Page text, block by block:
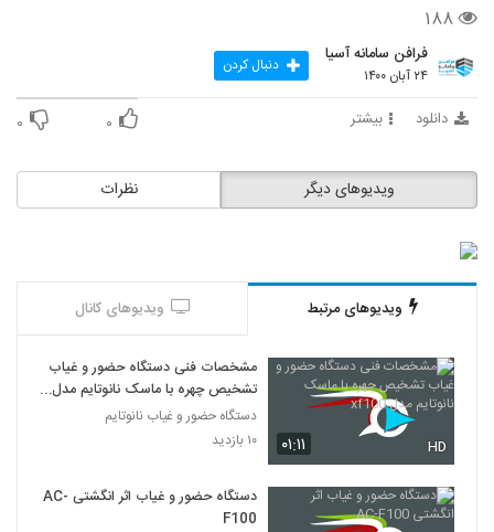
۱۸۸
فرافن سامانه آسیا
۲۴ آبان ۱۴۰۰ دنبال کردن
دانلود بیشتر ۰ ۰
نظرات ویدیوهای دیگر
ویدیوهای مرتبط ویدیوهای کانال
۰۱:۱۱ HD
مشخصات فنی دستگاه حضور و غیاب
تشخیص چهره با ماسک نانوتایم مدل
xf100
دستگاه حضور و غیاب نانوتایم
۱۰ بازدید
دستگاه حضور و غیاب اثر انگشتی AC-
F100